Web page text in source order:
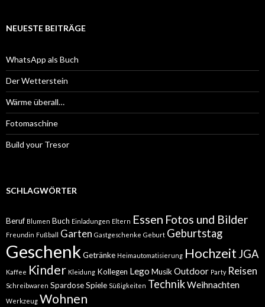
NEUESTE BEITRÄGE
WhatsApp als Buch
Der Wetterstein
Wärme überall…
Fotomaschine
Build your Tresor
SCHLAGWÖRTER
Beruf Blumen Buch Einladungen Eltern Essen Fotos und Bilder
Freundin Fußball Garten Gastgeschenke Geburt Geburtstag
Geschenk Getränke Heimautomatisierung HochzeitJGA
Kaffee Kinder Kleidung Kollegen Lego MusikOutdoor Party Reisen
Schreibwaren SpardoseSpiele Süßigkeiten TechnikWeihnachten
Werkzeug Wohnen